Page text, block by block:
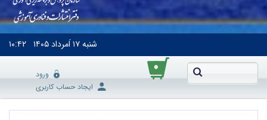
شنبه۱۷ اَمرداد ۱۴۰۵ ۱۰:۴۲
۰
ورود
ایجاد حساب کاربری